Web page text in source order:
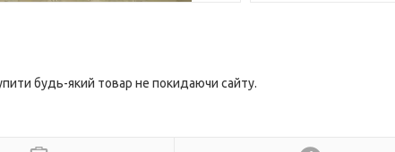
будь-який товар не покидаючи сайту.